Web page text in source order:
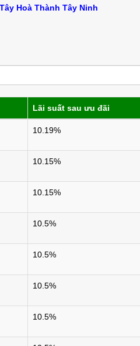
Hoà Thành Tây Ninh
Lãi suất sau ưu đãi
10.19%
10.15%
10.15%
10.5%
10.5%
10.5%
10.5%